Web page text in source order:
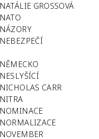
NATÁLIE GROSSOVÁ
NATO
NÁZORY
NEBEZPEČÍ
NĚMECKO
NESLYŠÍCÍ
NICHOLAS CARR
NITRA
NOMINACE
NORMALIZACE
NOVEMBER